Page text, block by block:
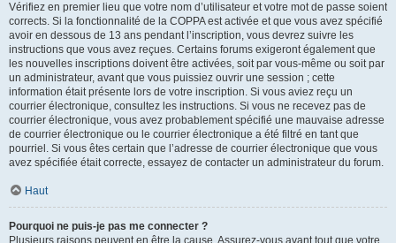
Vérifiez en premier lieu que votre nom d’utilisateur et votre mot de passe soient
corrects. Si la fonctionnalité de la COPPA est activée et que vous avez spécifié
avoir en dessous de 13 ans pendant l’inscription, vous devrez suivre les
instructions que vous avez reçues. Certains forums exigeront également que
les nouvelles inscriptions doivent être activées, soit par vous-même ou soit par
un administrateur, avant que vous puissiez ouvrir une session ; cette
information était présente lors de votre inscription. Si vous aviez reçu un
courrier électronique, consultez les instructions. Si vous ne recevez pas de
courrier électronique, vous avez probablement spécifié une mauvaise adresse
de courrier électronique ou le courrier électronique a été filtré en tant que
pourriel. Si vous êtes certain que l’adresse de courrier électronique que vous
avez spécifiée était correcte, essayez de contacter un administrateur du forum.
Haut
Pourquoi ne puis-je pas me connecter ?
Plusieurs raisons peuvent en être la cause. Assurez-vous avant tout que votre